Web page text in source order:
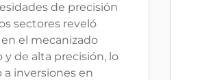
de precisión
sectores reveló
el mecanizado
y de alta precisión, lo
a inversiones en